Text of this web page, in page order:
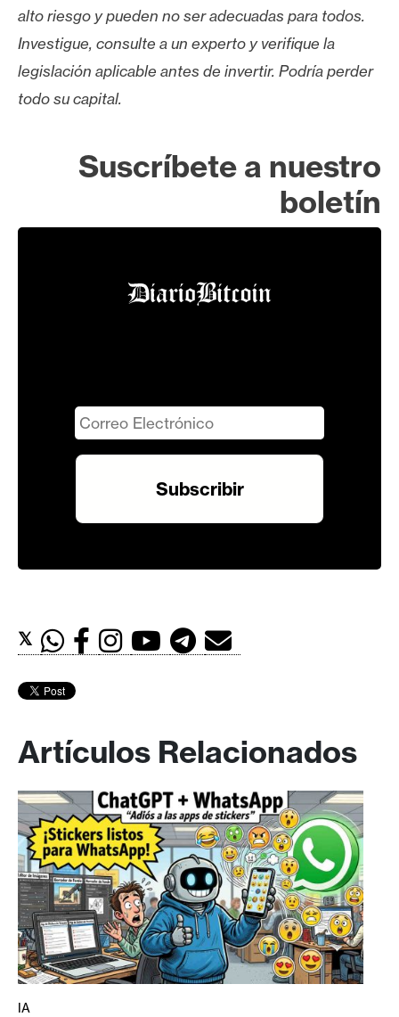
alto riesgo y pueden no ser adecuadas para todos.
Investigue, consulte a un experto y verifique la
legislación aplicable antes de invertir. Podría perder
todo su capital.
Suscríbete a nuestro
boletín
𝕏
Artículos Relacionados
IA